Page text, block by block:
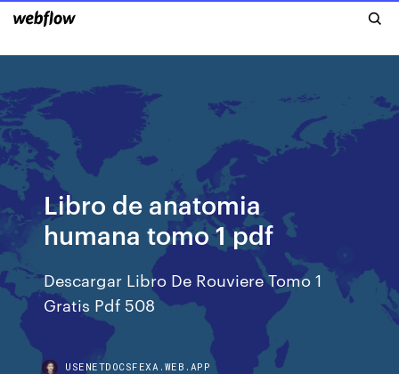
Libro de anatomia
humana tomo 1 pdf
Descargar Libro De Rouviere Tomo 1
Gratis Pdf 508
USENETDOCSFEXA.WEB.APP